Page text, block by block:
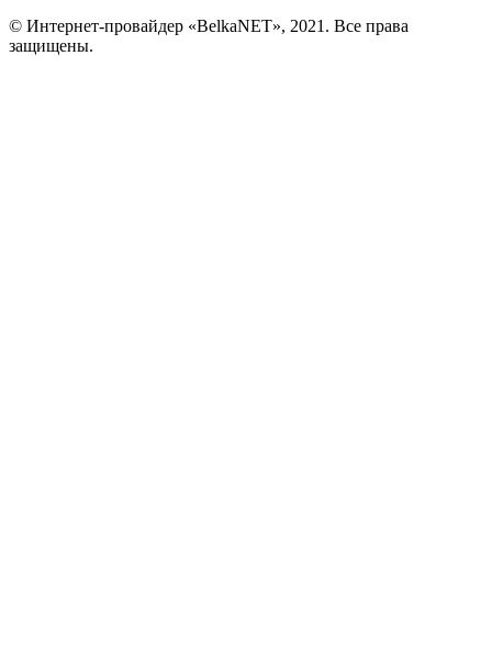
© Интернет-провайдер «BelkaNET», 2021. Все права
защищены.